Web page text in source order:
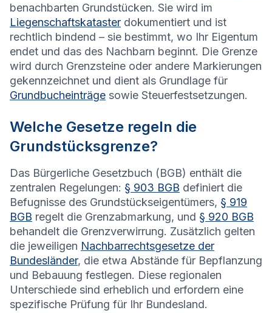
benachbarten Grundstücken. Sie wird im
Liegenschaftskataster dokumentiert und ist
rechtlich bindend – sie bestimmt, wo Ihr Eigentum
endet und das des Nachbarn beginnt. Die Grenze
wird durch Grenzsteine oder andere Markierungen
gekennzeichnet und dient als Grundlage für
Grundbucheinträge sowie Steuerfestsetzungen.
Welche Gesetze regeln die
Grundstücksgrenze?
Das Bürgerliche Gesetzbuch (BGB) enthält die
zentralen Regelungen: § 903 BGB definiert die
Befugnisse des Grundstückseigentümers, § 919
BGB regelt die Grenzabmarkung, und § 920 BGB
behandelt die Grenzverwirrung. Zusätzlich gelten
die jeweiligen Nachbarrechtsgesetze der
Bundesländer, die etwa Abstände für Bepflanzung
und Bebauung festlegen. Diese regionalen
Unterschiede sind erheblich und erfordern eine
spezifische Prüfung für Ihr Bundesland.